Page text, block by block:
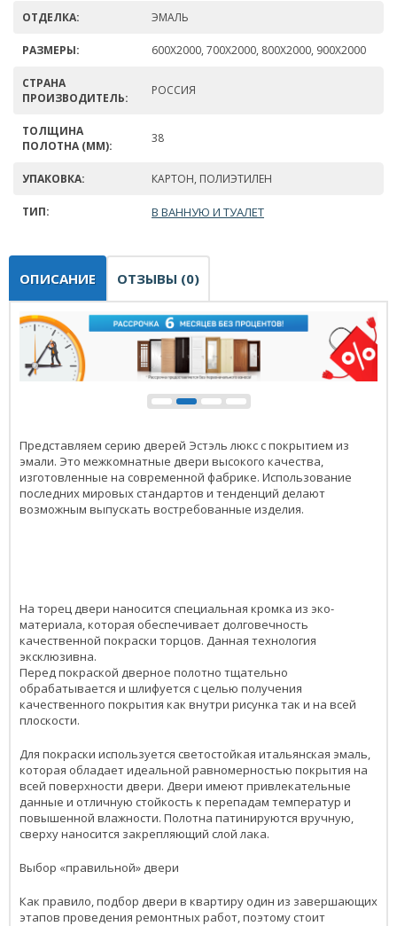
ОТДЕЛКА: ЭМАЛЬ
РАЗМЕРЫ: 600Х2000, 700Х2000, 800Х2000, 900Х2000
СТРАНА
ПРОИЗВОДИТЕЛЬ:
РОССИЯ
ТОЛЩИНА
ПОЛОТНА (ММ):
38
УПАКОВКА: КАРТОН, ПОЛИЭТИЛЕН
ТИП: В ВАННУЮ И ТУАЛЕТ
ОПИСАНИЕ ОТЗЫВЫ (0)
Представляем серию дверей Эстэль люкс с покрытием из
эмали. Это межкомнатные двери высокого качества,
изготовленные на современной фабрике. Использование
последних мировых стандартов и тенденций делают
возможным выпускать востребованные изделия.
На торец двери наносится специальная кромка из эко-
материала, которая обеспечивает долговечность
качественной покраски торцов. Данная технология
эксклюзивна.
Перед покраской дверное полотно тщательно
обрабатывается и шлифуется с целью получения
качественного покрытия как внутри рисунка так и на всей
плоскости.
Для покраски используется светостойкая итальянская эмаль,
которая обладает идеальной равномерностью покрытия на
всей поверхности двери. Двери имеют привлекательные
данные и отличную стойкость к перепадам температур и
повышенной влажности. Полотна патинируются вручную,
сверху наносится закрепляющий слой лака.
Выбор «правильной» двери
Как правило, подбор двери в квартиру один из завершающих
этапов проведения ремонтных работ, поэтому стоит